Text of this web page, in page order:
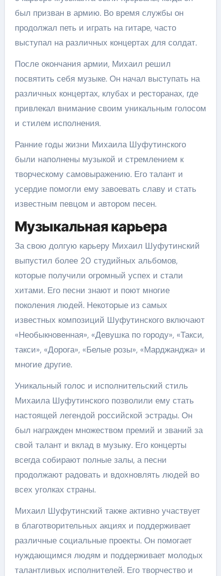
был призван в армию. Во время службы он
продолжал петь и играть на гитаре, часто
выступал на различных концертах для солдат.
После окончания армии, Михаил решил
посвятить себя музыке. Он начал выступать на
различных концертах, клубах и ресторанах, где
привлекал внимание своим уникальным голосом
и стилем исполнения.
Ранние годы жизни Михаила Шуфутинского
были наполнены музыкой и стремлением к
творческому самовыражению. Его талант и
усердие помогли ему завоевать славу и стать
известным певцом и автором песен.
Музыкальная карьера
За свою долгую карьеру Михаил Шуфутинский
выпустил более 20 студийных альбомов,
которые получили огромный успех и стали
хитами. Его песни знают и поют многие
поколения людей. Некоторые из самых
известных композиций Шуфутинского включают
«Необыкновенная», «Девушка по городу», «Такси,
такси», «Дорога», «Белые розы», «Марджанджа» и
многие другие.
Уникальный голос и исполнительский стиль
Михаила Шуфутинского позволили ему стать
настоящей легендой российской эстрады. Он
был награжден множеством премий и званий за
свой талант и вклад в музыку. Его концерты
всегда собирают полные залы, а песни
продолжают радовать и вдохновлять людей во
всех уголках страны.
Михаил Шуфутинский также активно участвует
в благотворительных акциях и поддерживает
различные социальные проекты. Он помогает
нуждающимся людям и поддерживает молодых
талантливых исполнителей. Его творчество и